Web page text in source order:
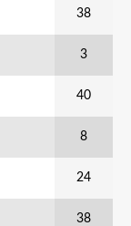
38
3
40
8
24
38